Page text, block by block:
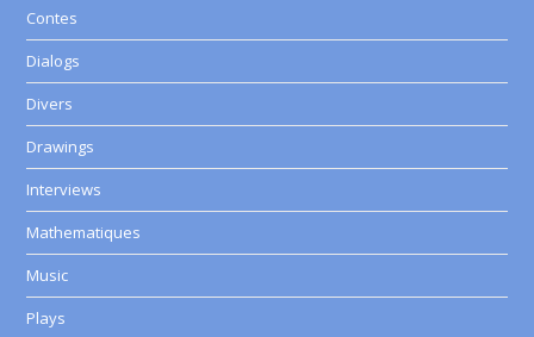
Contes
Dialogs
Divers
Drawings
Interviews
Mathematiques
Music
Plays